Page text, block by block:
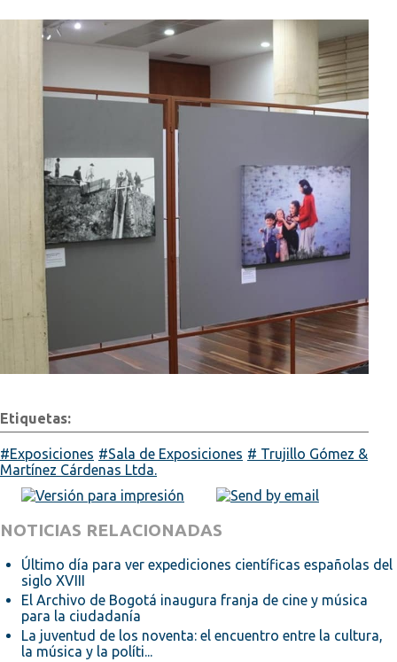
Etiquetas:
Exposiciones Sala de Exposiciones
Trujillo Gómez &
Martínez Cárdenas Ltda.
NOTICIAS RELACIONADAS
Último día para ver expediciones científicas españolas del
siglo XVIII
El Archivo de Bogotá inaugura franja de cine y música
para la ciudadanía
La juventud de los noventa: el encuentro entre la cultura,
la música y la políti...